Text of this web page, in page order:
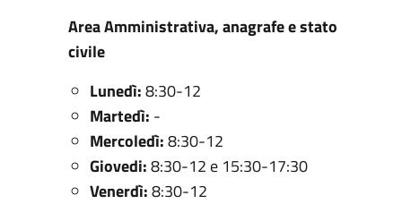
Area Amministrativa, anagrafe e stato
civile
Lunedì:8:30-12
Martedì: -
Mercoledì:8:30-12
Giovedi:8:30-12 e 15:30-17:30
Venerdì:8:30-12